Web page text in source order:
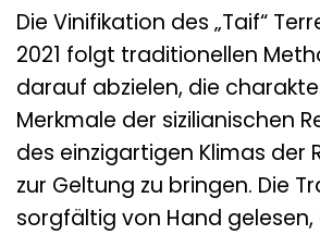
Die Vinifikation des „Taif“
2021 folgt traditionellen
darauf abzielen, die
Merkmale der sizilianischen
des einzigartigen Klimas der
zur Geltung zu bringen. Die
sorgfältig von Hand gelesen,